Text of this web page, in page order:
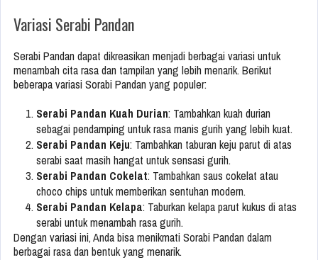
Variasi Serabi Pandan
Serabi Pandan dapat dikreasikan menjadi berbagai variasi untuk
menambah cita rasa dan tampilan yang lebih menarik. Berikut
beberapa variasi Sorabi Pandan yang populer:
Serabi Pandan Kuah Durian: Tambahkan kuah durian
sebagai pendamping untuk rasa manis gurih yang lebih kuat.
Serabi Pandan Keju: Tambahkan taburan keju parut di atas
serabi saat masih hangat untuk sensasi gurih.
Serabi Pandan Cokelat: Tambahkan saus cokelat atau
choco chips untuk memberikan sentuhan modern.
Serabi Pandan Kelapa: Taburkan kelapa parut kukus di atas
serabi untuk menambah rasa gurih.
Dengan variasi ini, Anda bisa menikmati Sorabi Pandan dalam
berbagai rasa dan bentuk yang menarik.